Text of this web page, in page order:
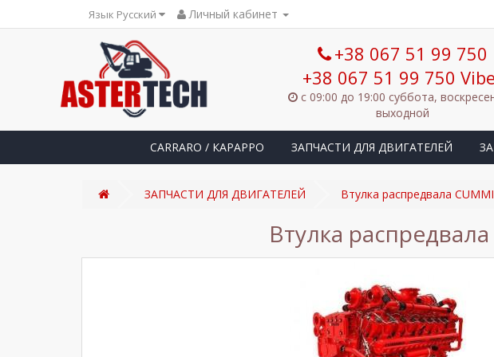
Язык Русский Личный кабинет
+38 067 51 99 750
+38 067 51 99 750
с 09:00 до 19:00 суббота,
выходной
CARRARO / КАРАРРО ЗАПЧАСТИ ДЛЯ ДВИГАТЕЛЕЙ
ЗАПЧАСТИ ДЛЯ ДВИГАТЕЛЕЙ Втулка распредвала
Втулка